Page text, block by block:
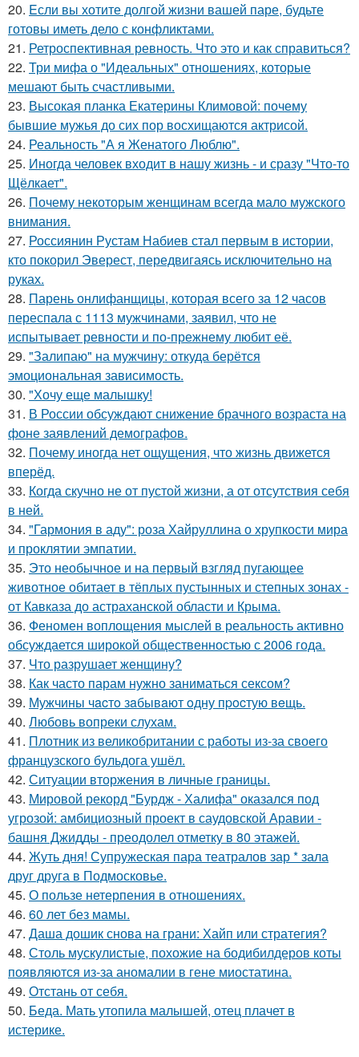
20. Eсли вы хотите долгой жизни вашей паре, будьте
готовы иметь дело с конфликтами.
21. Ретроспективная ревность. Что это и как справиться?
22. Три мифа о "Идеальных" отношениях, которые
мешают быть счастливыми.
23. Высокая планка Екатерины Климовой: почему
бывшие мужья до сих пор восхищаются актрисой.
24. Реальность "А я Женатого Люблю".
25. Иногда человек входит в нашу жизнь - и сразу "Что-то
Щёлкает".
26. Почему некоторым женщинам всегда мало мужского
внимания.
27. Россиянин Рустам Набиев стал первым в истории,
кто покорил Эверест, передвигаясь исключительно на
руках.
28. Парень онлифанщицы, которая всего за 12 часов
переспала с 1113 мужчинами, заявил, что не
испытывает ревности и по-прежнему любит её.
29. "Залипаю" на мужчину: откуда берётся
эмоциональная зависимость.
30. "Хочу еще малышку!
31. В России обсуждают снижение брачного возраста на
фоне заявлений демографов.
32. Почему иногда нет ощущения, что жизнь движется
вперёд.
33. Когда скучно не от пустой жизни, а от отсутствия себя
в ней.
34. "Гармония в аду": роза Хайруллина о хрупкости мира
и проклятии эмпатии.
35. Это необычное и на первый взгляд пугающее
животное обитает в тёплых пустынных и степных зонах -
от Кавказа до астраханской области и Крыма.
36. Феномен воплощения мыслей в реальность активно
обсуждается широкой общественностью с 2006 года.
37. Что разрушает женщину?
38. Как часто парам нужно заниматься сексом?
39. Мужчины чacтo зaбывaют oдну пpocтую вeщь.
40. Любовь вопреки слухам.
41. Плотник из великобритании с работы из-за своего
французского бульдога ушёл.
42. Ситуации вторжения в личные границы.
43. Мировой рекорд "Бурдж - Халифа" оказался под
угрозой: амбициозный проект в саудовской Аравии -
башня Джидды - преодолел отметку в 80 этажей.
44. Жуть дня! Супружеская пара театралов зар * зала
друг друга в Подмосковье.
45. О пользе нетерпения в отношениях.
46. 60 лет без мамы.
47. Даша дошик снова на грани: Хайп или стратегия?
48. Столь мускулистые, похожие на бодибилдеров коты
появляются из-за аномалии в гене миостатина.
49. Отстань от себя.
50. Беда. Мать утопила малышей, отец плачет в
истерике.